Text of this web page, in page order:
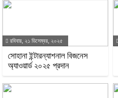
রবিবার, ২১ ডিসেম্বর, ২০২৫
সোহানা ইন্টারন্যাশনাল বিজনেস
অ্যাওয়ার্ড ২০২৫ প্রদান